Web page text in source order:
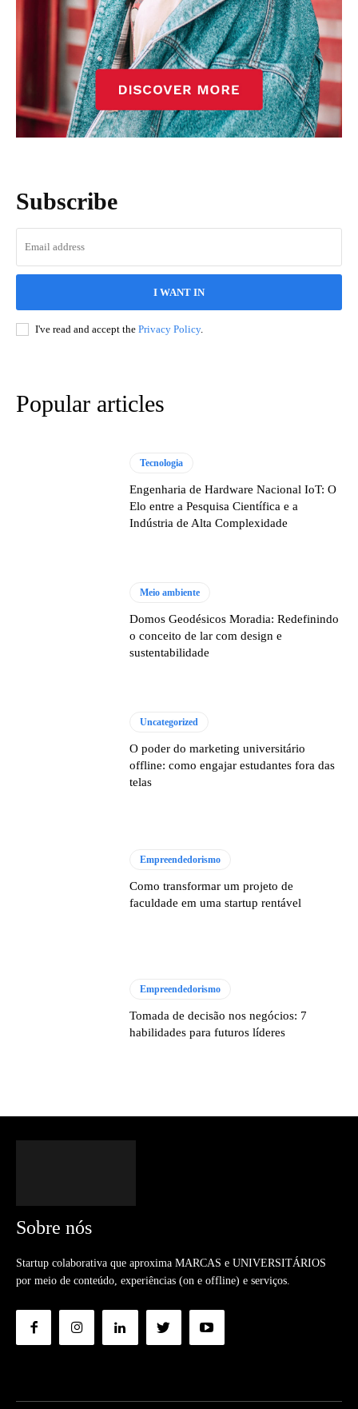
Subscribe
I WANT IN
I've read and accept the Privacy Policy.
Popular articles
Tecnologia
Engenharia de Hardware Nacional IoT: O
Elo entre a Pesquisa Científica e a
Indústria de Alta Complexidade
Meio ambiente
Domos Geodésicos Moradia: Redefinindo
o conceito de lar com design e
sustentabilidade
Uncategorized
O poder do marketing universitário
offline: como engajar estudantes fora das
telas
Empreendedorismo
Como transformar um projeto de
faculdade em uma startup rentável
Empreendedorismo
Tomada de decisão nos negócios: 7
habilidades para futuros líderes
Sobre nós
Startup colaborativa que aproxima MARCAS e UNIVERSITÁRIOS
por meio de conteúdo, experiências (on e offline) e serviços.